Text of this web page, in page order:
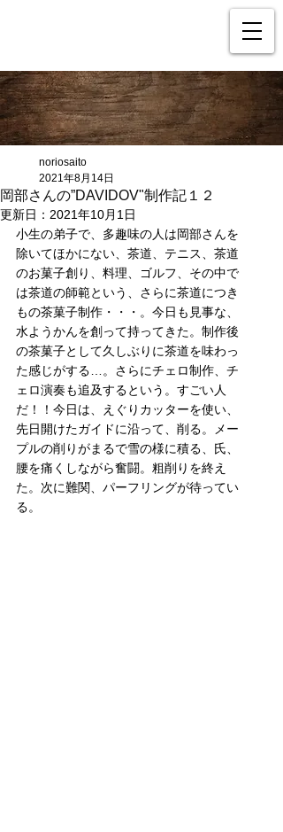
岡部さんの”DAVIDOV"制作記１２
noriosaito
2021年8月14日
更新日： 2021年10月1日
小生の弟子で、多趣味の人は岡部さんを
除いてほかにない、茶道、テニス、茶道
のお菓子創り、料理、ゴルフ、その中で
は茶道の師範という、さらに茶道につき
もの茶菓子制作・・・。今日も見事な、
水ようかんを創って持ってきた。制作後
の茶菓子として久しぶりに茶道を味わっ
た感じがする…。さらにチェロ制作、チ
ェロ演奏も追及するという。すごい人
だ！！今日は、えぐりカッターを使い、
先日開けたガイドに沿って、削る。メー
プルの削りがまるで雪の様に積る、氏、
腰を痛くしながら奮闘。粗削りを終え
た。次に難関、パーフリングが待ってい
る。